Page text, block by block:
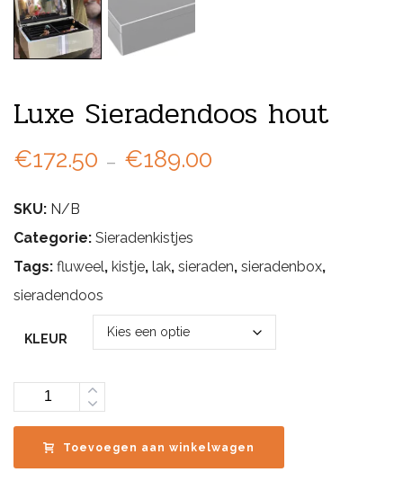
Luxe Sieradendoos hout
€172.50 - €189.00
€189.00
SKU: N/B
Categorie: Sieradenkistjes
Tags: fluweel, kistje, lak, sieraden, sieradenbox,
sieradendoos
KLEUR
Aantal
Toevoegen aan winkelwagen